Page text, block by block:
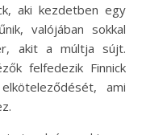
aki kezdetben egy
valójában sokkal
akit a múltja sújt.
felfedezik Finnick
ami